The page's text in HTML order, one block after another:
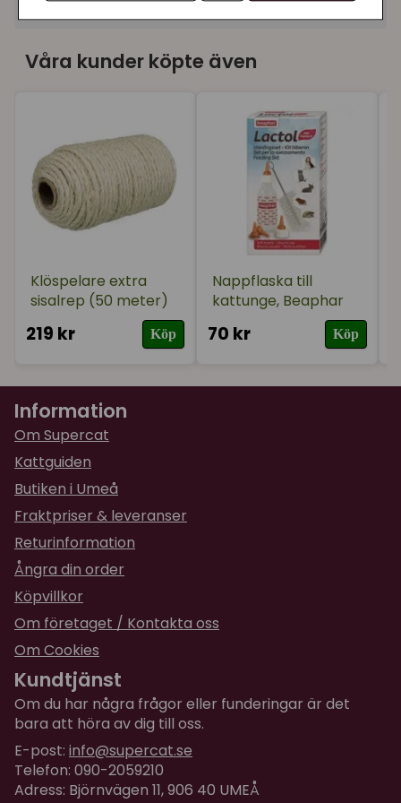
Lisbeth
för 1 år sedan
Ann-Charlotte
för 2 år sedan
★★★
Liten skål för den lilla portionen. Fin färg.
Våra kunder köpte även
Klöspelare extra
sisalrep (50 meter)
219 kr Köp
Nappflaska till
kattunge, Beaphar
70 kr Köp
Information
Om Supercat
Kattguiden
Butiken i Umeå
Fraktpriser & leveranser
Returinformation
Ångra din order
Köpvillkor
Om företaget / Kontakta oss
Om Cookies
Kundtjänst
Om du har några frågor eller funderingar är det
bara att höra av dig till oss.
E-post: info@supercat.se
Telefon: 090-2059210
Adress: Björnvägen 11, 906 40 UMEÅ